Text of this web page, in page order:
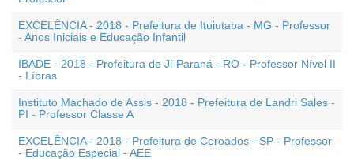
EXCELÊNCIA - 2018 - Prefeitura de Ituiutaba - MG - Professor
- Anos Iniciais e Educação Infantil
IBADE - 2018 - Prefeitura de Ji-Paraná - RO - Professor Nível II
- Líbras
Instituto Machado de Assis - 2018 - Prefeitura de Landri Sales -
PI - Professor Classe A
EXCELÊNCIA - 2018 - Prefeitura de Coroados - SP - Professor
- Educação Especial - AEE